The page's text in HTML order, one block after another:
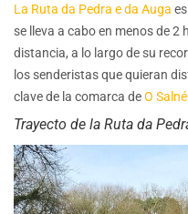
La Ruta da Pedra e da Auga
se lleva a cabo en menos de 2
distancia, a lo largo de su
los senderistas que quieran
clave de la comarca deO
Trayecto de la Ruta da